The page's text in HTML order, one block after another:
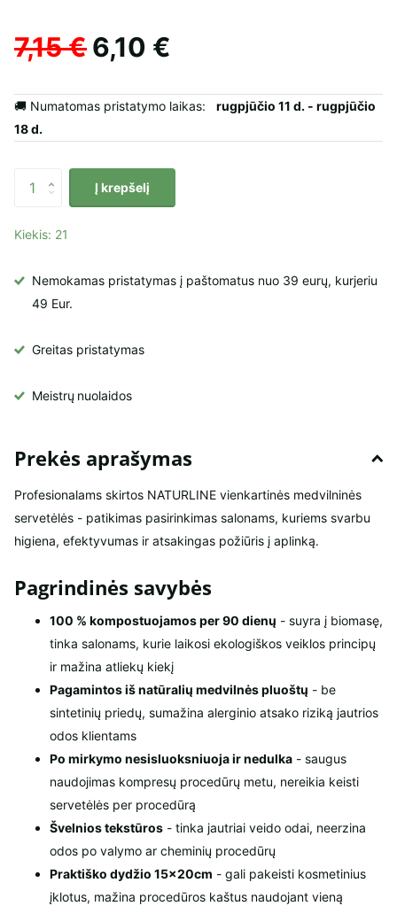
7,15 €6,10 €
🚚 Numatomas pristatymo laikas: rugpjūčio 11 d. - rugpjūčio
18 d.
Į krepšelį
Kiekis: 21
Nemokamas pristatymas į paštomatus nuo 39 eurų, kurjeriu
49 Eur.
Greitas pristatymas
Meistrų nuolaidos
Prekės aprašymas
Profesionalams skirtos NATURLINE vienkartinės medvilninės
servetėlės - patikimas pasirinkimas salonams, kuriems svarbu
higiena, efektyvumas ir atsakingas požiūris į aplinką.
Pagrindinės savybės
100 % kompostuojamos per 90 dienų - suyra į biomasę,
tinka salonams, kurie laikosi ekologiškos veiklos principų
ir mažina atliekų kiekį
Pagamintos iš natūralių medvilnės pluoštų - be
sintetinių priedų, sumažina alerginio atsako riziką jautrios
odos klientams
Po mirkymo nesisluoksniuoja ir nedulka - saugus
naudojimas kompresų procedūrų metu, nereikia keisti
servetėlės per procedūrą
Švelnios tekstūros - tinka jautriai veido odai, neerzina
odos po valymo ar cheminių procedūrų
Praktiško dydžio 15×20cm - gali pakeisti kosmetinius
įklotus, mažina procedūros kaštus naudojant vieną